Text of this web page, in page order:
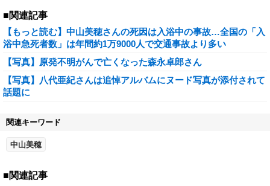
■関連記事
【もっと読む】中山美穂さんの死因は入浴中の事故…全国の「入
浴中急死者数」は年間約1万9000人で交通事故より多い
【写真】原発不明がんで亡くなった森永卓郎さん
【写真】八代亜紀さんは追悼アルバムにヌード写真が添付されて
話題に
関連キーワード
中山美穂
■関連記事